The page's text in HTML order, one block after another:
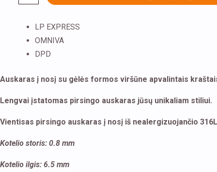
LP EXPRESS
OMNIVA
DPD
Auskaras į nosį su gėlės formos viršūne apvalintais
Lengvai įstatomas pirsingo auskaras jūsų unikaliam stiliui.
Vientisas pirsingo auskaras į nosį iš nealergizuojančio
Kotelio storis: 0.8 mm
Kotelio ilgis: 6.5 mm